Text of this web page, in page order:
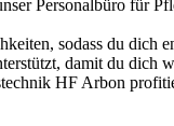
Personalbüro für
sodass du dich
damit du dich
HF Arbon